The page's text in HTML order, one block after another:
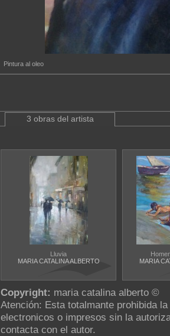
Pintura al oleo
3 obras del artista
Lluvia
MARIA CATALINA ALBERTO
MARIA
Copyright: maria catalina alberto ©
Atención: Esta totalmante prohibida
electronicos o impresos sin la
contacta con el autor.